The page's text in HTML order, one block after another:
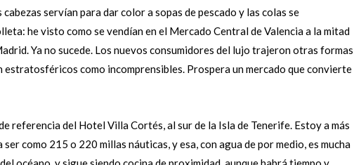
servían para dar color a sopas de pescado y las colas se
he visto como se vendían en el Mercado Central de Valencia a la mitad
Ya no sucede. Los nuevos consumidores del lujo trajeron otras formas
estratosféricos como incomprensibles. Prospera un mercado que convierte
referencia del Hotel Villa Cortés, al sur de la Isla de Tenerife. Estoy a más
como 215 o 220 millas náuticas, y esa, con agua de por medio, es mucha